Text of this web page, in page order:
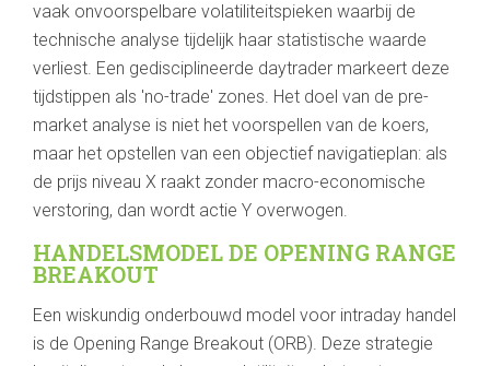
vaak onvoorspelbare volatiliteitspieken waarbij de
technische analyse tijdelijk haar statistische waarde
verliest. Een gedisciplineerde daytrader markeert deze
tijdstippen als 'no-trade' zones. Het doel van de pre-
market analyse is niet het voorspellen van de koers,
maar het opstellen van een objectief navigatieplan: als
de prijs niveau X raakt zonder macro-economische
verstoring, dan wordt actie Y overwogen.
HANDELSMODEL DE OPENING RANGE
BREAKOUT
Een wiskundig onderbouwd model voor intraday handel
is de Opening Range Breakout (ORB). Deze strategie